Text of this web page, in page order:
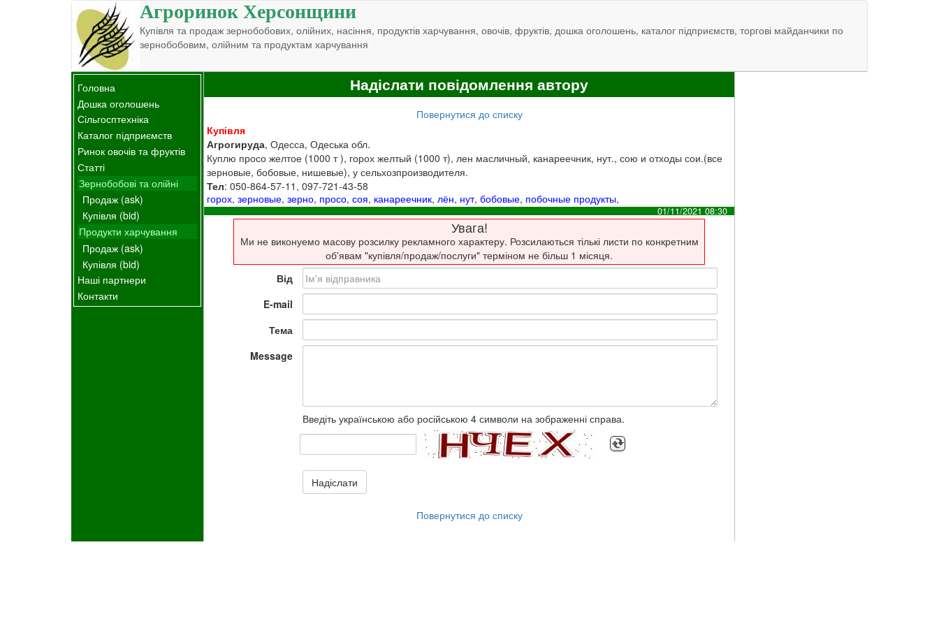
Агроринок Херсонщини
Купівля та продаж зернобобових, олійних, насіння, продуктів харчування, овочів, фруктів, дошка оголошень, каталог підприємств, торгові майданчики по
зернобобовим, олійним та продуктам харчування
Головна
Дошка оголошень
Сільгосптехніка
Каталог підприємств
Ринок овочів та фруктів
Статті
Зернобобові та олійні
Продаж (ask)
Купівля (bid)
Продукти харчування
Продаж (ask)
Купівля (bid)
Наші партнери
Контакти
Надіслати повідомлення автору
Повернутися до списку
Купівля
Агрогируда, Одесса, Одеська обл.
Куплю просо желтое (1000 т ), горох желтый (1000 т), лен масличный, канареечник, нут., сою и отходы сои.(все
зерновые, бобовые, нишевые), у сельхозпроизводителя.
Тел: 050-864-57-11, 097-721-43-58
горох,зерновые,зерно, просо,соя, канареечник, лён, нут,бобовые, побочные продукты,
01/11/2021 08:30
Увага!
Ми не виконуемо масову розсилку рекламного характеру. Розсилаються тількі листи по конкретним
об'явам "купівля/продаж/послуги" терміном не більш 1 місяця.
Від
E-mail
Тема
Message
Введіть українською або російською 4 символи на зображенні справа.
Надіслати
Повернутися до списку